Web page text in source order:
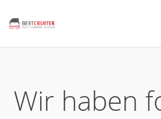
Wir haben